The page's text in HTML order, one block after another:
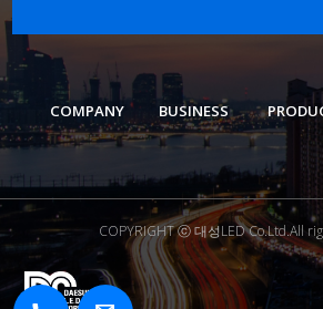
COMPANY BUSINESS
COPYRIGHT ⓒ 대성LED Co.Ltd.All